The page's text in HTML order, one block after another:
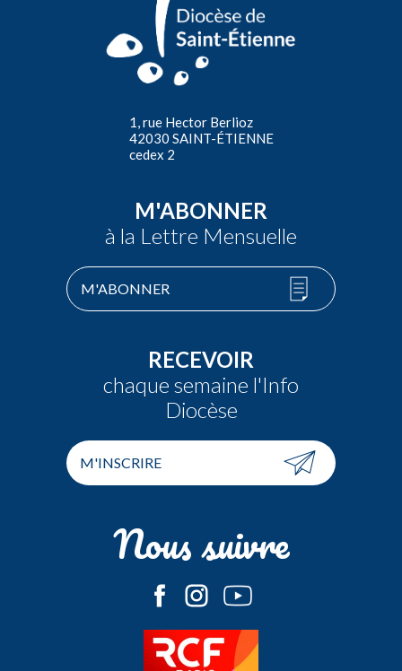
1, rue Hector Berlioz
42030 SAINT-ÉTIENNE
cedex 2
M'ABONNER
à la Lettre Mensuelle
M'ABONNER
RECEVOIR
chaque semaine l'Info
Diocèse
M'INSCRIRE
Nous suivre